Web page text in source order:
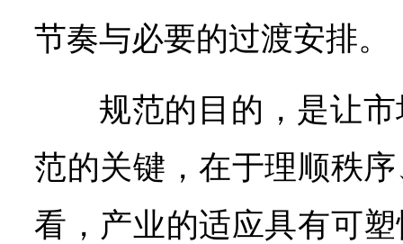
节奏与必要的过渡安排。
规范的目的，是让
范的关键，在于理顺秩
看，产业的适应具有可